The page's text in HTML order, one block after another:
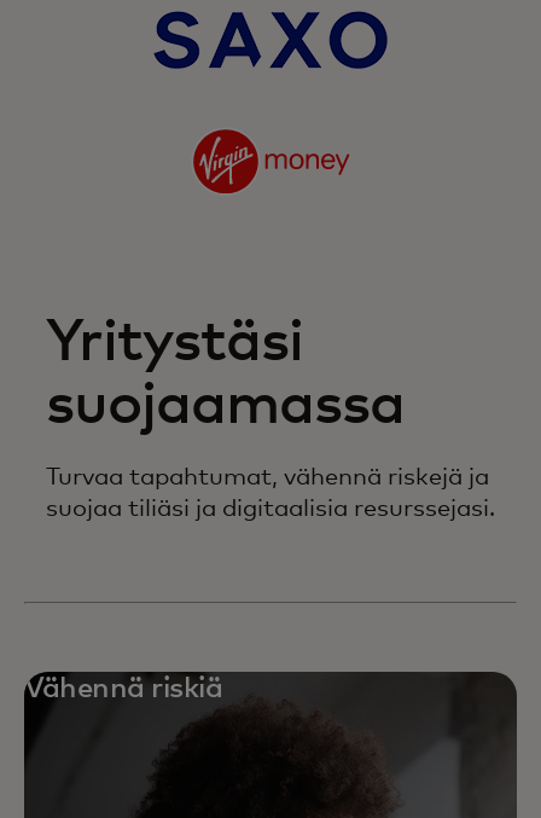
Yritystäsi
suojaamassa
Turvaa tapahtumat, vähennä riskejä ja
suojaa tiliäsi ja digitaalisia resurssejasi.
Vähennä riskiä